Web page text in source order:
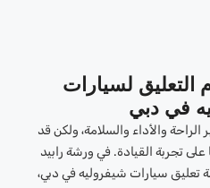
التعليق لسيارات
في دبي
والأداء والسلامة، ولكن قد
على تجربة القيادة. في ورشة رابيد
تعليق سيارات شيفروليه في دبي،